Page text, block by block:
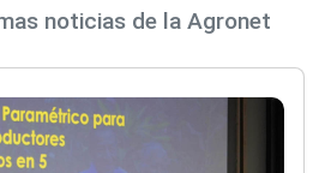
noticias de la Agronet